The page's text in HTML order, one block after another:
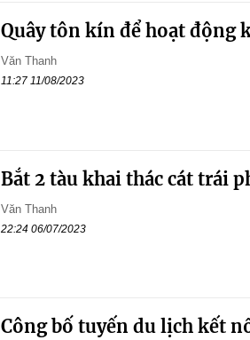
Quây tôn kín để hoạt động
Văn Thanh
11:27 11/08/2023
Bắt 2 tàu khai thác cát trái
Văn Thanh
22:24 06/07/2023
Công bố tuyến du lịch kết